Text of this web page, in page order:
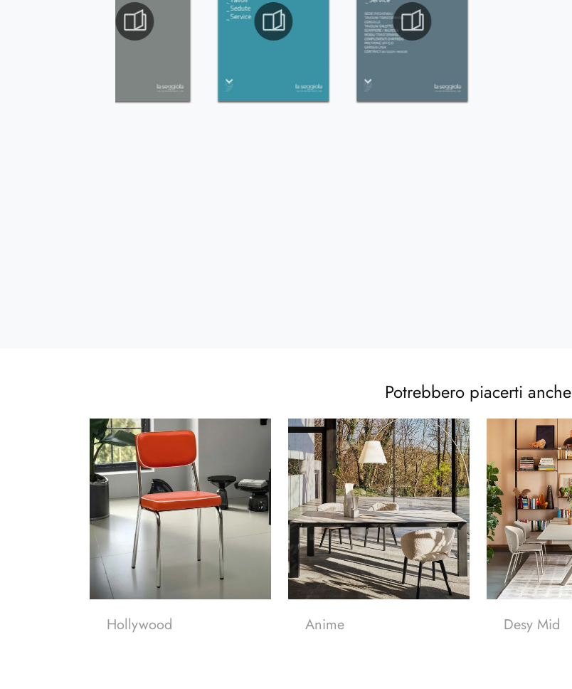
Potrebbero piacerti anche
Hollywood Anime Desy Mid